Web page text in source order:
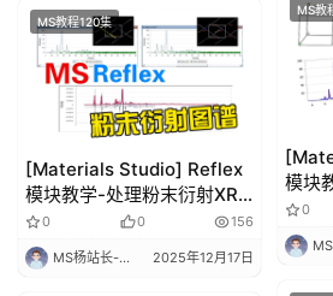
免
费
下
载
MS教
模块
的指
动力
0
MS
MS教程120集
[Materials Studio] Reflex
模块教学-处理粉末衍射XRD
图谱-1 | 理论计算 分子动力
学 华算科技 MS杨站长
0 0 156
MS杨站长-华算科技 2025年12月17日